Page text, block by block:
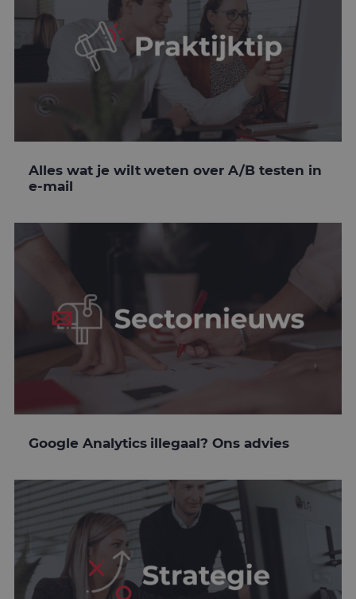
Alles wat je wilt weten over A/B testen in
e-mail
Google Analytics illegaal? Ons advies